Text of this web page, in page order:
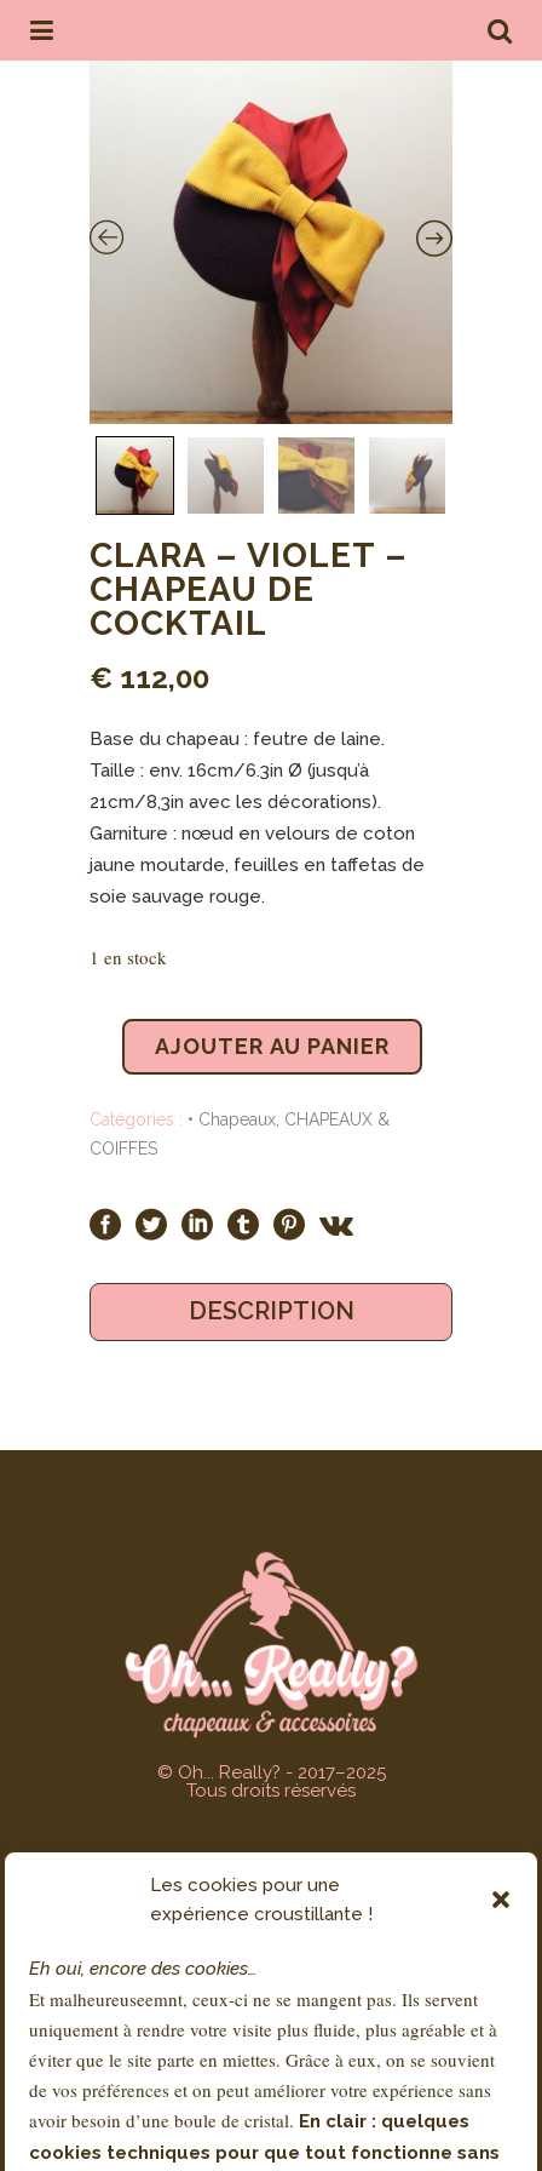
Les cookies pour une
expérience croustillante !
Eh oui, encore des cookies…
Et malheureuseemnt, ceux-ci ne se mangent pas. Ils servent
uniquement à rendre votre visite plus fluide, plus agréable et à
éviter que le site parte en miettes. Grâce à eux, on se souvient
de vos préférences et on peut améliorer votre expérience sans
avoir besoin d’une boule de cristal. En clair : quelques
cookies techniques pour que tout fonctionne sans
CLARA – VIOLET –
CHAPEAU DE
COCKTAIL
€ 112,00
Base du chapeau : feutre de laine.
Taille : env. 16cm/6.3in Ø (jusqu’à
21cm/8,3in avec les décorations).
Garniture : nœud en velours de coton
jaune moutarde, feuilles en taffetas de
soie sauvage rouge.
1 en stock
AJOUTER AU PANIER
Catégories : • Chapeaux CHAPEAUX &
COIFFES
DESCRIPTION
© Oh... Really? - 2017–2025
Tous droits réservés
SERVICE CLIENT
FAQs
Livraison & Retours
À propos de Sandra
RÉGLEMENTATION